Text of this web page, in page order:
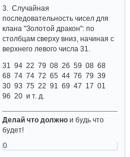
3. Случайная
последовательность чисел для
клана "Золотой дракон": по
столбцам сверху вниз, начиная с
верхнего левого числа 31.
31 94 22 79 08 26 59 08 68
68 74 74 72 65 44 76 79 39
30 93 75 22 91 69 47 17 01
96 20 и т. д.
Делай что должно и будь что
будет!
0